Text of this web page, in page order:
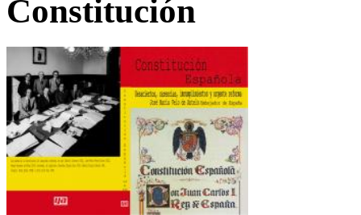
Constitución